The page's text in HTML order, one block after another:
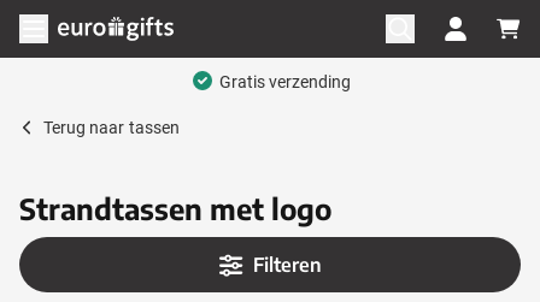
Ga naar de inhoud
Menu openen
Gratis verzending
Terug naar tassen
Strandtassen met logo
Filteren